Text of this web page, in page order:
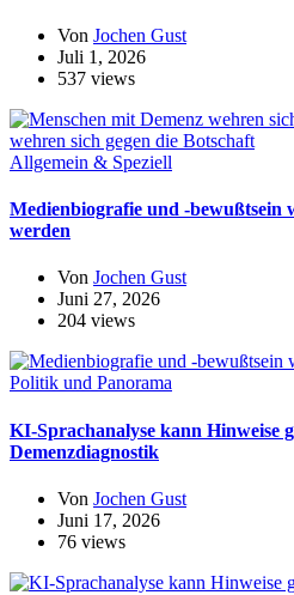
Von Jochen Gust
Juli 1, 2026
537 views
Allgemein & Speziell
Medienbiografie und -bewußtsein
werden
Von Jochen Gust
Juni 27, 2026
204 views
Politik und Panorama
KI-Sprachanalyse kann Hinweise
Demenzdiagnostik
Von Jochen Gust
Juni 17, 2026
76 views